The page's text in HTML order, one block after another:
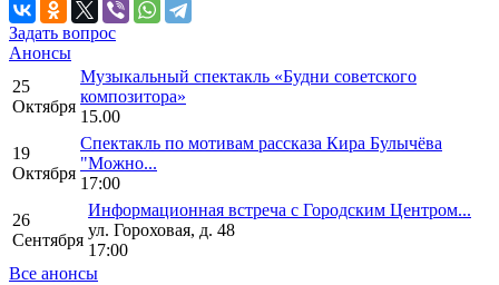
Задать вопрос
Анонсы
25
Октября
Музыкальный спектакль «Будни советского
композитора»
15.00
19
Октября
Спектакль по мотивам рассказа Кира Булычёва
"Можно...
17:00
26
Сентября
Информационная встреча с Городским Центром...
ул. Гороховая, д. 48
17:00
Все анонсы